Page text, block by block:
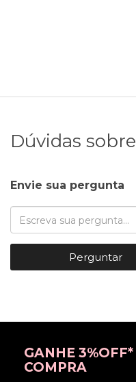
Dúvidas
Envie sua pergunta
Perguntar
GANHE
COMPRA